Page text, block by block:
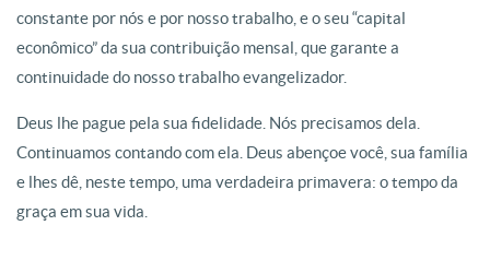
constante por nós e por nosso trabalho, e o seu “capital
econômico” da sua contribuição mensal, que garante a
continuidade do nosso trabalho evangelizador.
Deus lhe pague pela sua fidelidade. Nós precisamos dela.
Continuamos contando com ela. Deus abençoe você, sua família
e lhes dê, neste tempo, uma verdadeira primavera: o tempo da
graça em sua vida.